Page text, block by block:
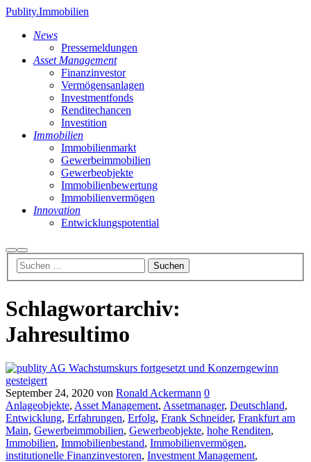
Publity.Immobilien
News
Pressemeldungen
Asset Management
Finanzinvestor
Vermögensanlagen
Investmentfonds
Renditechancen
Investition
Immobilien
Immobilienmarkt
Gewerbeimmobilien
Gewerbeobjekte
Immobilienbewertung
Immobilienvermögen
Innovation
Entwicklungspotential
Suchen
Hauptmenü
Schlagwortarchiv:
Jahresultimo
September 24, 2020 von Ronald Ackermann 0
Anlageobjekte, Asset Management, Assetmanager, Deutschland,
Entwicklung, Erfahrungen, Erfolg, Frank Schneider, Frankfurt am
Main, Gewerbeimmobilien, Gewerbeobjekte, hohe Renditen,
Immobilien, Immobilienbestand, Immobilienvermögen,
institutionelle Finanzinvestoren, Investment Management,